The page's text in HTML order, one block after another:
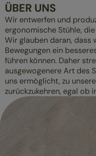
ÜBER UNS
Wir entwerfen und
ergonomische Stühle,
Wir glauben daran, dass
Bewegungen ein
führen können. Daher
ausgewogenere Art des
uns ermöglicht, zu
zurückzukehren, egal ob